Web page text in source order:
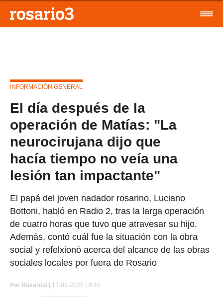
INFORMACIÓN GENERAL
El día después de la
operación de Matías: "La
neurocirujana dijo que
hacía tiempo no veía una
lesión tan impactante"
El papá del joven nadador rosarino, Luciano
Bottoni, habló en Radio 2, tras la larga operación
de cuatro horas que tuvo que atravesar su hijo.
Además, contó cuál fue la situación con la obra
social y refelxionó acerca del alcance de las obras
sociales locales por fuera de Rosario
Por Rosario3 | 13-05-2025 10:45